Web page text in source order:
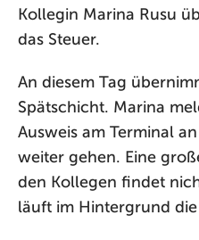
Kollegin Marina Rusu
das Steuer.
An diesem Tag
Spätschicht. Marina
Ausweis am Terminal
weiter gehen. Eine
den Kollegen findet
läuft im Hintergrund